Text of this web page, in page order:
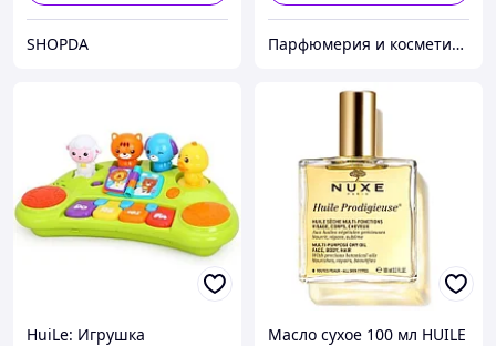
SHOPDA Парфюмерия и косметика для волос Angel Professional Paris
HuiLe: Игрушка
Масло сухое 100 мл HUILE